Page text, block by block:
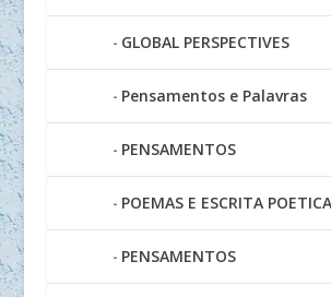
GLOBAL PERSPECTIVES
Pensamentos e Palavras
PENSAMENTOS
POEMAS E ESCRITA POETICA
PENSAMENTOS